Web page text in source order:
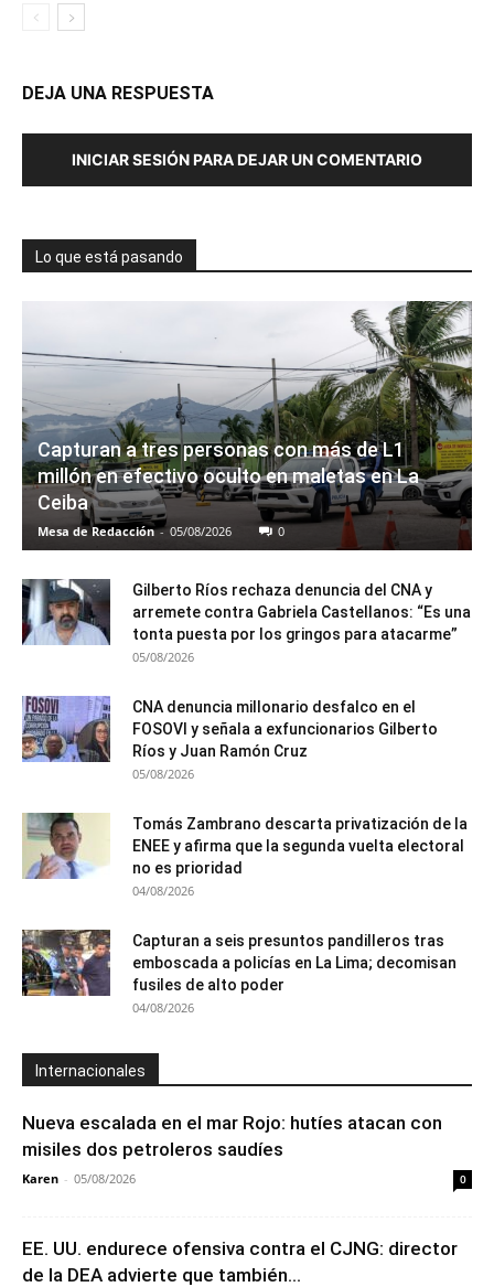
DEJA UNA RESPUESTA
INICIAR SESIÓN PARA DEJAR UN COMENTARIO
Lo que está pasando
Capturan a tres personas con más de L1
millón en efectivo oculto en maletas en La
Ceiba
Mesa de Redacción - 05/08/2026 0
Gilberto Ríos rechaza denuncia del CNA y
arremete contra Gabriela Castellanos: “Es una
tonta puesta por los gringos para atacarme”
05/08/2026
CNA denuncia millonario desfalco en el
FOSOVI y señala a exfuncionarios Gilberto
Ríos y Juan Ramón Cruz
05/08/2026
Tomás Zambrano descarta privatización de la
ENEE y afirma que la segunda vuelta electoral
no es prioridad
04/08/2026
Capturan a seis presuntos pandilleros tras
emboscada a policías en La Lima; decomisan
fusiles de alto poder
04/08/2026
Internacionales
Nueva escalada en el mar Rojo: hutíes atacan con
misiles dos petroleros saudíes
Karen - 05/08/2026 0
EE. UU. endurece ofensiva contra el CJNG: director
de la DEA advierte que también...